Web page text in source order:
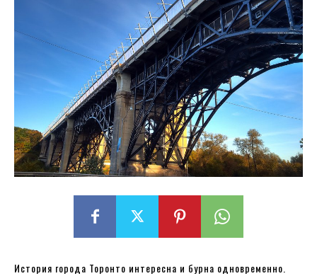
История города Торонто интересна и бурна одновременно.